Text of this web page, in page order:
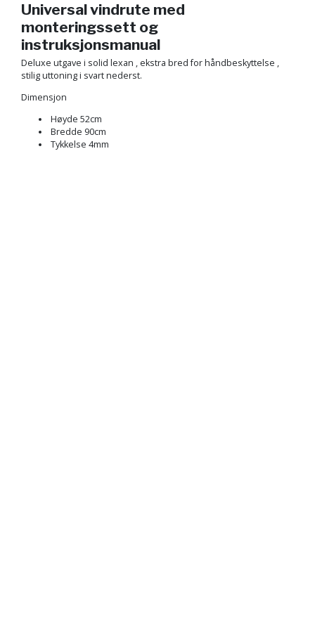
Universal vindrute med
monteringssett og
instruksjonsmanual
Deluxe utgave i solid lexan , ekstra bred for håndbeskyttelse ,
stilig uttoning i svart nederst.
Dimensjon
Høyde 52cm
Bredde 90cm
Tykkelse 4mm